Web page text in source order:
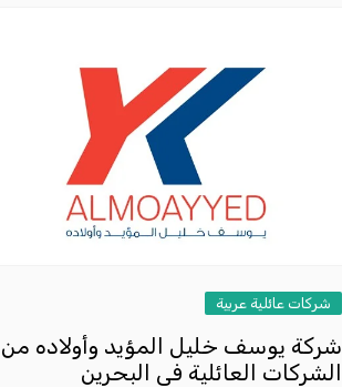
شركات عائلية عربية
شركة يوسف خليل المؤيد وأولاده من
الشركات العائلية فى البحرين